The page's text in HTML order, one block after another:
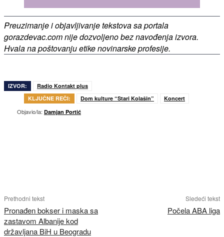
Preuzimanje i objavljivanje tekstova sa portala
gorazdevac.com nije dozvoljeno bez navođenja izvora.
Hvala na poštovanju etike novinarske profesije.
IZVOR:
Radio Kontakt plus
KLJUČNE REČI:
Dom kulture “Stari Kolašin” Koncert
Objavio/la: Damjan Portić
Prethodni tekst
Pronađen bokser i maska sa
zastavom Albanije kod
državljana BiH u Beogradu
Sledeći tekst
Počela ABA liga